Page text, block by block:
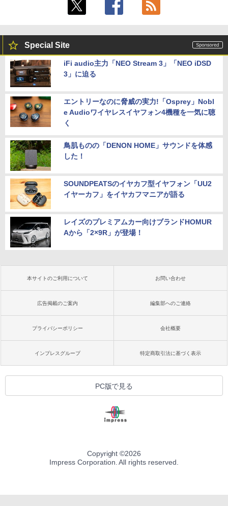
Special Site
iFi audio主力「NEO Stream 3」「NEO iDSD
3」に迫る
エントリーなのに脅威の実力!「Osprey」Nobl
e Audioワイヤレスイヤフォン4機種を一気に聴
く
鳥肌ものの「DENON HOME」サウンドを体感
した！
SOUNDPEATSのイヤカフ型イヤフォン「UU2
イヤーカフ」をイヤカフマニアが語る
レイズのプレミアムカー向けブランドHOMUR
Aから「2×9R」が登場！
本サイトのご利用について お問い合わせ
広告掲載のご案内 編集部へのご連絡
プライバシーポリシー 会社概要
インプレスグループ 特定商取引法に基づく表示
PC版で見る
Copyright ©2026
Impress Corporation. All rights reserved.